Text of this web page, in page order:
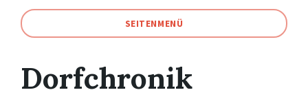
SEITENMENÜ
Dorfchronik